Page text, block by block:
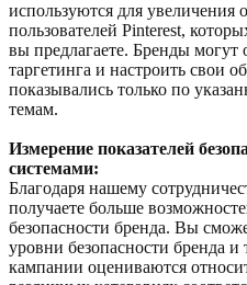
используются для увеличения
пользователей Pinterest,
вы предлагаете. Бренды могут
таргетинга и настроить свои
показывались только по
темам.
Измерение показателей
системами:
Благодаря нашему
получаете больше
безопасности бренда. Вы
уровни безопасности бренда и
кампании оцениваются